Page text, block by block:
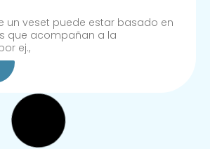
un veset puede estar basado en
que acompañan a la
ej.,